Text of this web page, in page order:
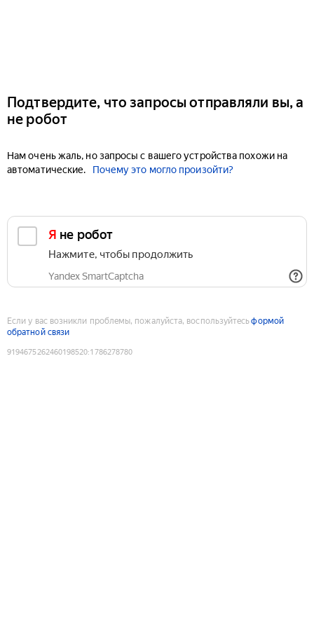
Подтвердите, что запросы отправляли вы, а
не робот
Нам очень жаль, но запросы с вашего устройства похожи на
автоматические.
Почему это могло произойти?
Я не робот
Нажмите, чтобы продолжить
Yandex SmartCaptcha
Если у вас возникли проблемы, пожалуйста, воспользуйтесьформой
обратной связи
9194675262460198520:1786278780